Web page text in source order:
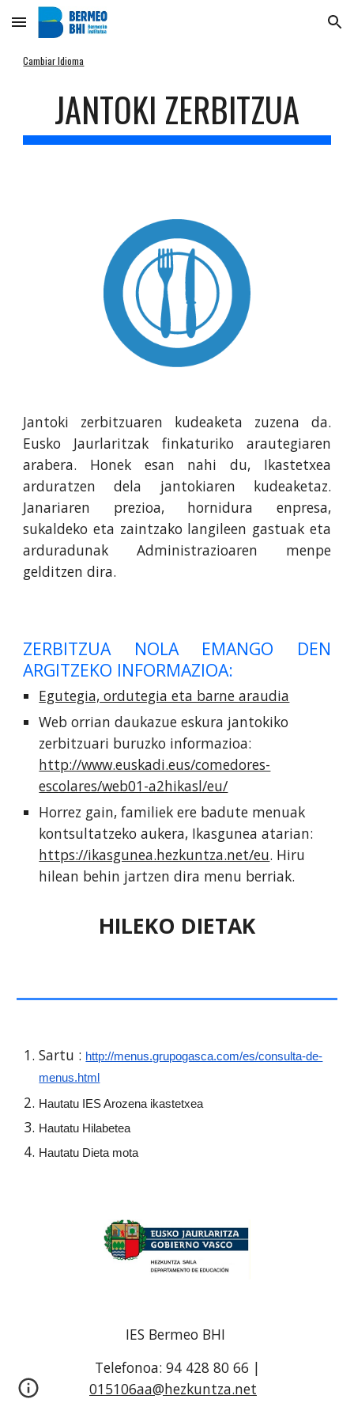
Skip to main content Skip to navigation
Cambiar Idioma
JANTOKI ZERBITZUA
Jantoki zerbitzuaren kudeaketa zuzena da.
Eusko Jaurlaritzak finkaturiko arautegiaren
arabera. Honek esan nahi du, Ikastetxea
arduratzen dela jantokiaren kudeaketaz.
Janariaren prezioa, hornidura enpresa,
sukaldeko eta zaintzako langileen gastuak eta
arduradunak Administrazioaren menpe
gelditzen dira.
ZERBITZUA NOLA EMANGO DEN
ARGITZEKO INFORMAZIOA:
Egutegia, ordutegia eta barne araudia
Web orrian daukazue eskura jantokiko
zerbitzuari buruzko informazioa:
http://www.euskadi.eus/comedores-
escolares/web01-a2hikasl/eu/
Horrez gain, familiek ere badute menuak
kontsultatzeko aukera, Ikasgunea atarian:
https://ikasgunea.hezkuntza.net/eu. Hiru
hilean behin jartzen dira menu berriak.
HILEKO DIETAK
Sartu : http://menus.grupogasca.com/es/consulta-de-
menus.html
Hautatu IES Arozena ikastetxea
Hautatu Hilabetea
Hautatu Dieta mota
IES Bermeo BHI
Telefonoa: 94 428 80 66 |
015106aa@hezkuntza.net